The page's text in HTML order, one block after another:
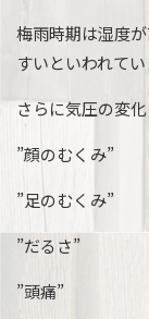
梅雨時期は湿度
すいといわれてい
さらに気圧の変
”顔のむくみ”
”足のむくみ”
”だるさ”
”頭痛”